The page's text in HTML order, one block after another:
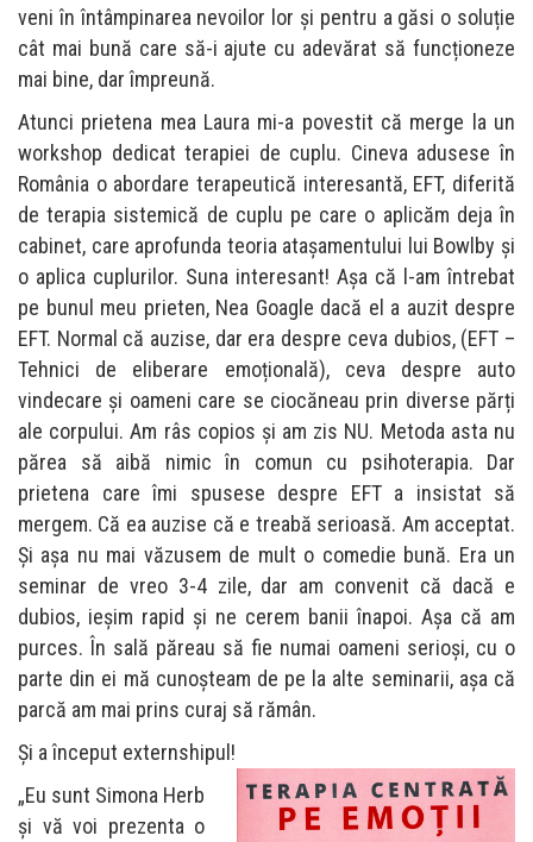
veni în întâmpinarea nevoilor lor și pentru a găsi o soluție
cât mai bună care să-i ajute cu adevărat să funcționeze
mai bine, dar împreună.
Atunci prietena mea Laura mi-a povestit că merge la un
workshop dedicat terapiei de cuplu. Cineva adusese în
România o abordare terapeutică interesantă, EFT, diferită
de terapia sistemică de cuplu pe care o aplicăm deja în
cabinet, care aprofunda teoria ataşamentului lui Bowlby și
o aplica cuplurilor. Suna interesant! Așa că l-am întrebat
pe bunul meu prieten, Nea Goagle dacă el a auzit despre
EFT. Normal că auzise, dar era despre ceva dubios, (EFT –
Tehnici de eliberare emoțională), ceva despre auto
vindecare și oameni care se ciocăneau prin diverse părți
ale corpului. Am râs copios și am zis NU. Metoda asta nu
părea să aibă nimic în comun cu psihoterapia. Dar
prietena care îmi spusese despre EFT a insistat să
mergem. Că ea auzise că e treabă serioasă. Am acceptat.
Și așa nu mai văzusem de mult o comedie bună. Era un
seminar de vreo 3-4 zile, dar am convenit că dacă e
dubios, ieşim rapid şi ne cerem banii înapoi. Așa că am
purces. În sală păreau să fie numai oameni serioşi, cu o
parte din ei mă cunoșteam de pe la alte seminarii, așa că
parcă am mai prins curaj să rămân.
Și a început externshipul!
„Eu sunt Simona Herb
și vă voi prezenta o